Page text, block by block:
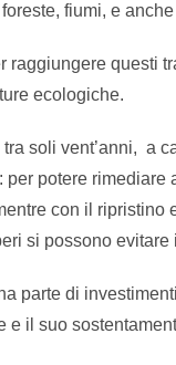
fiumi, e
raggiungere questi
ecologiche.
tra soli vent’anni, a
per potere
con il ripristino
si possono evitare
parte di
e il suo